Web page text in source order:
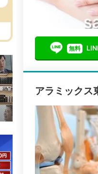
無料
アラミックス